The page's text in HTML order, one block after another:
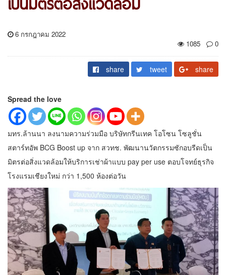
6 กรกฎาคม 2022
1085
0
share tweet share
Spread the love
มทร.ล้านนา ลงนามความร่วมมือ บริษัทกรีนเทค โอโซน โซลูชั่น
สตาร์ทอัพ BCG Boost up จาก สวทช. พัฒนานวัตกรรมซักอบรีดเป็น
มิตรต่อสิ่งแวดล้อมให้บริการเช่าผ้าแบบ pay per use ตอบโจทย์ธุรกิจ
โรงแรมเชียงใหม่ กว่า 1,500 ห้องต่อวัน